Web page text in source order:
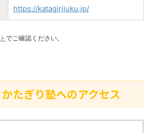
https://katagirijuku.jp/
でご確認ください。
かたぎり塾へのアクセス